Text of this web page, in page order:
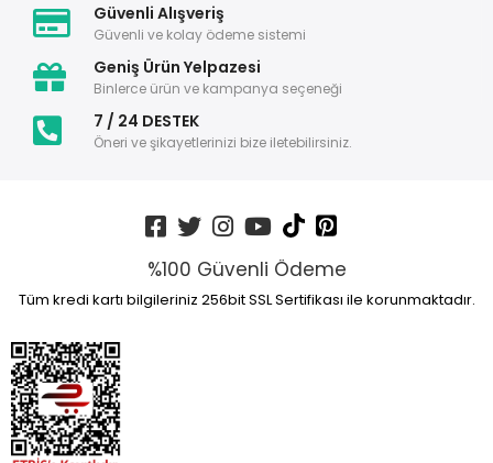
Güvenli Alışveriş
Güvenli ve kolay ödeme sistemi
Geniş Ürün Yelpazesi
Binlerce ürün ve kampanya seçeneği
7 / 24 DESTEK
Öneri ve şikayetlerinizi bize iletebilirsiniz.
%100 Güvenli Ödeme
Tüm kredi kartı bilgileriniz 256bit SSL Sertifikası ile korunmaktadır.